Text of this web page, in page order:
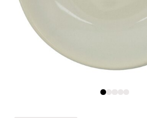
Senter Madla
Madlakrossen nr 9, 4042 Stavanger
Åpent i dag 10-20